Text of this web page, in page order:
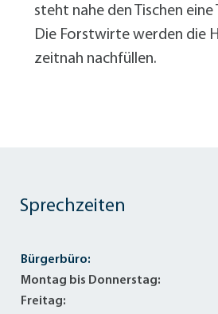
steht nahe den Tischen
Die Forstwirte werden die
zeitnah nachfüllen.
Sprechzeiten
Bürgerbüro:
Montag bis Donnerstag:
Freitag: